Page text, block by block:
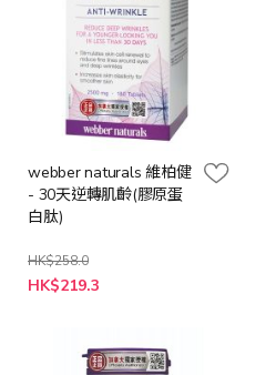
webber naturals 維柏健
- 30天逆轉肌齡(膠原蛋
白肽)
HK$258.0
特
殊
HK$219.3